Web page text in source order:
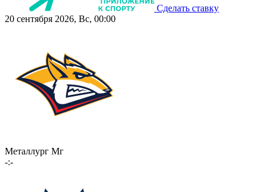
Сделать ставку
20 сентября 2026, Вс, 00:00
Металлург Мг
-:-